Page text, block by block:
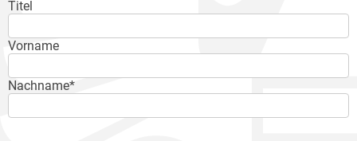
Titel
Vorname
Nachname*